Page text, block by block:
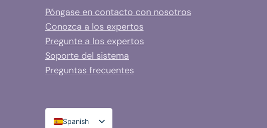
Póngase en contacto con nosotros
Conozca a los expertos
Pregunte a los expertos
Soporte del sistema
Preguntas frecuentes
Spanish